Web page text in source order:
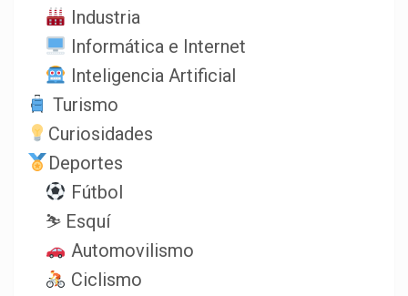
Industria
Informática e Internet
Inteligencia Artificial
Turismo
Curiosidades
Deportes
Fútbol
⛷️ Esquí
Automovilismo
Ciclismo